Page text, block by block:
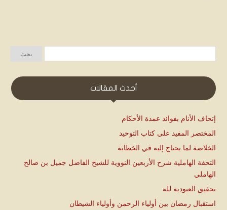
أحدث المقالات
إتحاف الأنام بفوائد عمدة الأحكام
المختصر المفيد على كتاب التوحيد
الخلاصة لما يحتاج إليه في الخطابة
التحفة الهاملية شرح الأربعين النووية للشيخ الفاضل جميل بن صالح
الهاملي
تحقيق العبودية لله
استقبال رمضان بين أولياء الرحمن وأولياء الشيطان